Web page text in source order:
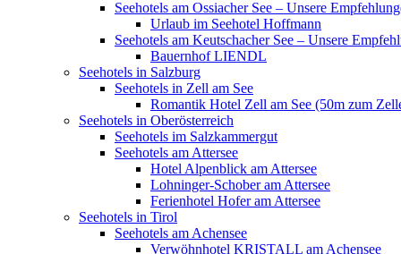
Seehotels am Ossiacher See – Unsere
Urlaub im Seehotel Hoffmann
Seehotels am Keutschacher See – Unsere
Bauernhof LIENDL
Seehotels in Salzburg
Seehotels in Zell am See
Romantik Hotel Zell am See (50m zum
Seehotels in Oberösterreich
Seehotels im Salzkammergut
Seehotels am Attersee
Hotel Alpenblick am Attersee
Lohninger-Schober am Attersee
Ferienhotel Hofer am Attersee
Seehotels in Tirol
Seehotels am Achensee
Verwöhnhotel KRISTALL am Achensee